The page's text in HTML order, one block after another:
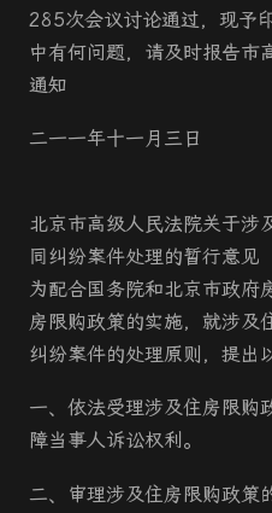
285次会议讨论通过，现予
中有何问题，请及时报告市
通知
二一一年十一月三日
北京市高级人民法院关于涉
同纠纷案件处理的暂行意见
为配合国务院和北京市政府
房限购政策的实施，就涉及
纠纷案件的处理原则，提出
一、 依法受理涉及住房限购
障当事人诉讼权利。
二、 审理涉及住房限购政策